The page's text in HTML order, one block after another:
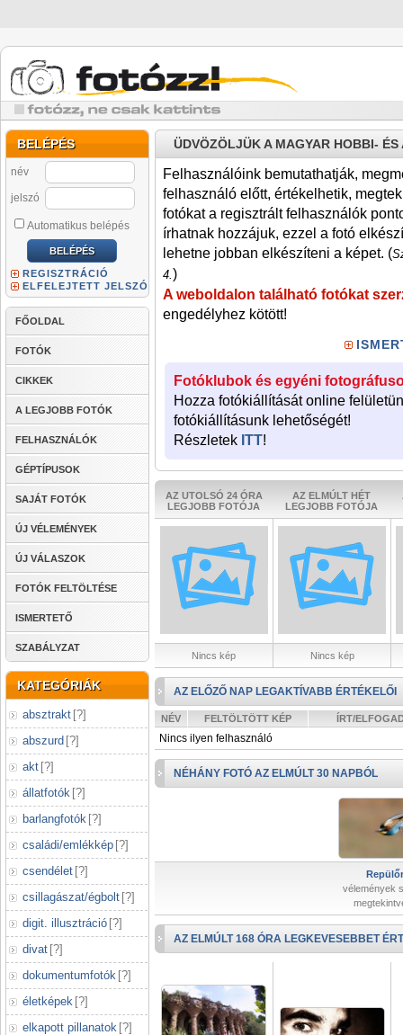
BELÉPÉS
név
jelszó
Automatikus belépés
REGISZTRÁCIÓ
ELFELEJTETT JELSZÓ
FŐOLDAL
FOTÓK
CIKKEK
A LEGJOBB FOTÓK
FELHASZNÁLÓK
GÉPTÍPUSOK
SAJÁT FOTÓK
ÚJ VÉLEMÉNYEK
ÚJ VÁLASZOK
FOTÓK FELTÖLTÉSE
ISMERTETŐ
SZABÁLYZAT
KATEGÓRIÁK
absztrakt [?]
abszurd [?]
akt [?]
állatfotók [?]
barlangfotók [?]
családi/emlékkép [?]
csendélet [?]
csillagászat/égbolt [?]
digit. illusztráció [?]
divat [?]
dokumentumfotók [?]
életképek [?]
elkapott pillanatok [?]
ÜDVÖZÖLJÜK A MAGYAR HOBBI-
Felhasználóink bemutathatják,
felhasználó előtt, értékelhetik,
fotókat a regisztrált felhasználók
írhatnak hozzájuk, ezzel a fotó
lehetne jobban elkészíteni a képet. (
4.)
A weboldalon található fotókat
engedélyhez kötött!
Fotóklubok és egyéni
Hozza fotókiállítását online
fotókiállításunk lehetőségét!
Részletek ITT!
AZ UTOLSÓ 24 ÓRA
LEGJOBB FOTÓJA
AZ ELMÚLT HÉT
LEGJOBB FOTÓJA
Nincs kép Nincs kép
AZ ELŐZŐ NAP LEGAKTÍVABB ÉRTÉKELŐI
NÉV FELTÖLTÖTT KÉP ÍRT/
Nincs ilyen felhasználó
NÉHÁNY FOTÓ AZ ELMÚLT 30 NAPBÓL
vélemények
AZ ELMÚLT 168 ÓRA LEGKEVESEBBET